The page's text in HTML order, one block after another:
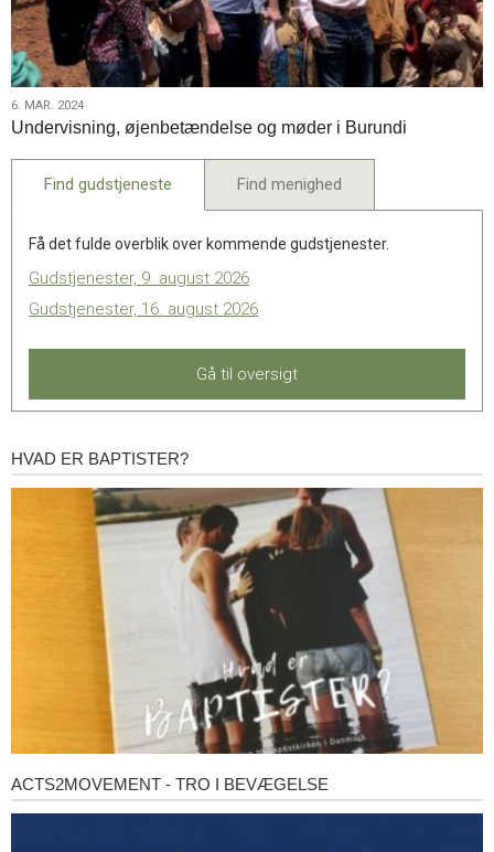
6.
mar.
6. MAR. 2024
Undervisning, øjenbetændelse og møder i Burundi
Find gudstjeneste Find menighed
Få det fulde overblik over kommende gudstjenester.
Gudstjenester, 9. august 2026
Gudstjenester, 16. august 2026
Gå til oversigt
Hvad
er
HVAD ER BAPTISTER?
Acts2Movement
-
ACTS2MOVEMENT - TRO I BEVÆGELSE